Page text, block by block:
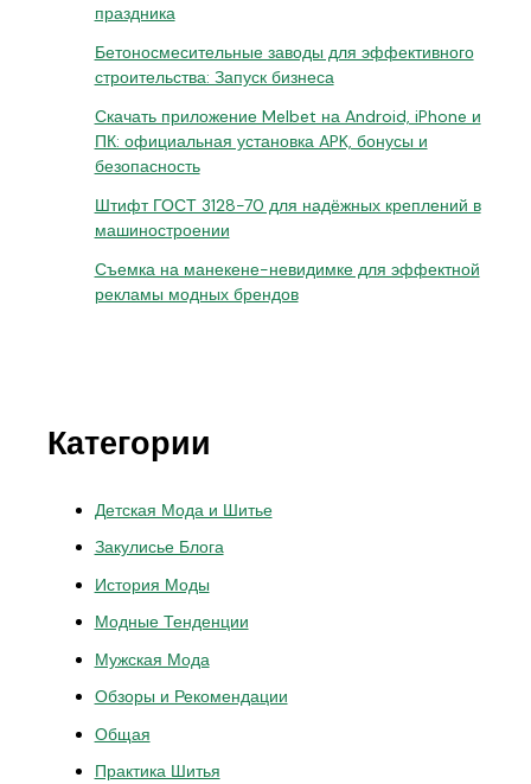
праздника
Бетоносмесительные заводы для эффективного
строительства: Запуск бизнеса
Скачать приложение Melbet на Android, iPhone и
ПК: официальная установка APK, бонусы и
безопасность
Штифт ГОСТ 3128-70 для надёжных креплений в
машиностроении
Съемка на манекене-невидимке для эффектной
рекламы модных брендов
Категории
Детская Мода и Шитье
Закулисье Блога
История Моды
Модные Тенденции
Мужская Мода
Обзоры и Рекомендации
Общая
Практика Шитья